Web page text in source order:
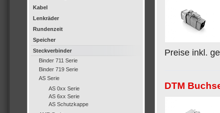
Kabel
Lenkräder
Rundenzeit
Speicher
Steckverbinder
Binder 711 Serie
Binder 719 Serie
AS Serie
AS 0xx Serie
AS 6xx Serie
AS Schutzkappe
Preise inkl.
DTM